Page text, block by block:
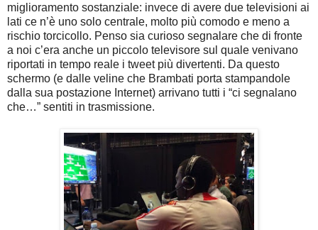
miglioramento sostanziale: invece di avere due televisioni ai
lati ce n’è uno solo centrale, molto più comodo e meno a
rischio torcicollo. Penso sia curioso segnalare che di fronte
a noi c’era anche un piccolo televisore sul quale venivano
riportati in tempo reale i tweet più divertenti. Da questo
schermo (e dalle veline che Brambati porta stampandole
dalla sua postazione Internet) arrivano tutti i “ci segnalano
che…” sentiti in trasmissione.